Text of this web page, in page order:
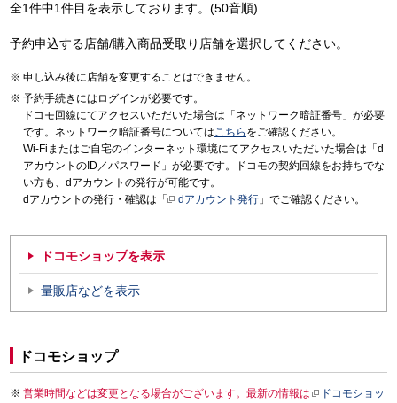
全1件中1件目を表示しております。(50音順)
予約申込する店舗/購入商品受取り店舗を選択してください。
申し込み後に店舗を変更することはできません。
予約手続きにはログインが必要です。
ドコモ回線にてアクセスいただいた場合は「ネットワーク暗証番号」が必要
です。ネットワーク暗証番号についてはこちら をご確認ください。
Wi-Fiまたはご自宅のインターネット環境にてアクセスいただいた場合は「d
アカウントのID／パスワード」が必要です。ドコモの契約回線をお持ちでな
い方も、dアカウントの発行が可能です。
dアカウントの発行・確認は「
dアカウント発行 」でご確認ください。
ドコモショップを表示
量販店などを表示
ドコモショップ
営業時間などは変更となる場合がございます。最新の情報は
ドコモショッ